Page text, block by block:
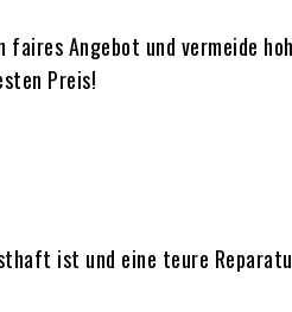
ist und eine teure